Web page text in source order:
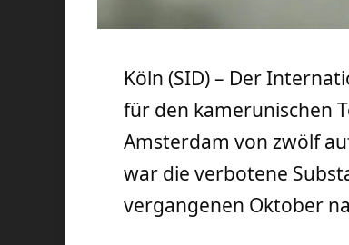
Köln (SID) – Der
für den kamerunischen
Amsterdam von zwölf
war die verbotene
vergangenen Oktober